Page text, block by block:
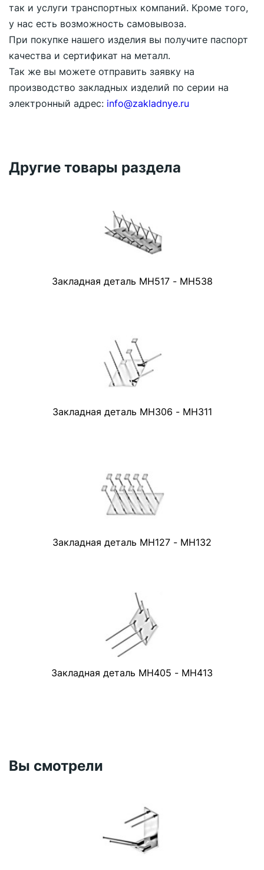
так и услуги транспортных компаний. Кроме того,
у нас есть возможность самовывоза.
При покупке нашего изделия вы получите паспорт
качества и сертификат на металл.
Так же вы можете отправить заявку на
производство закладных изделий по серии на
электронный адрес: info@zakladnye.ru
Другие товары раздела
Закладная деталь МН517 - МН538
Закладная деталь МН306 - МН311
Закладная деталь МН127 - МН132
Закладная деталь МН405 - МН413
Вы смотрели